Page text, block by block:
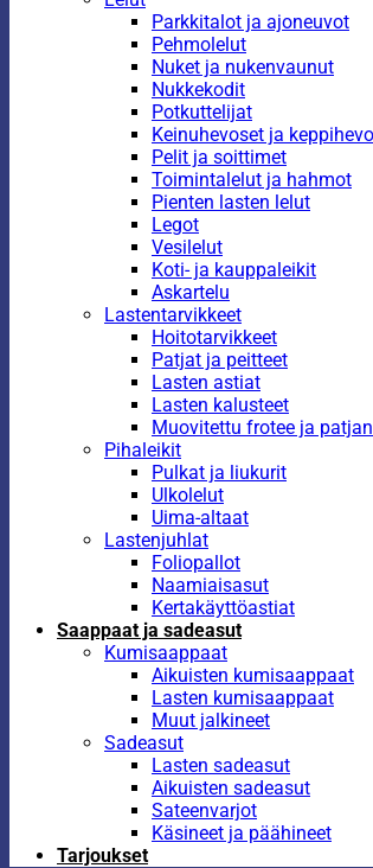
Parkkitalot ja ajoneuvot
Pehmolelut
Nuket ja nukenvaunut
Nukkekodit
Potkuttelijat
Keinuhevoset ja
Pelit ja soittimet
Toimintalelut ja hahmot
Pienten lasten lelut
Legot
Vesilelut
Koti- ja kauppaleikit
Askartelu
Lastentarvikkeet
Hoitotarvikkeet
Patjat ja peitteet
Lasten astiat
Lasten kalusteet
Muovitettu frotee ja
Pihaleikit
Pulkat ja liukurit
Ulkolelut
Uima-altaat
Lastenjuhlat
Foliopallot
Naamiaisasut
Kertakäyttöastiat
Saappaat ja sadeasut
Kumisaappaat
Aikuisten kumisaappaat
Lasten kumisaappaat
Muut jalkineet
Sadeasut
Lasten sadeasut
Aikuisten sadeasut
Sateenvarjot
Käsineet ja päähineet
Tarjoukset